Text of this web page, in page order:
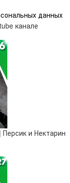
данных
канале
и Нектарин